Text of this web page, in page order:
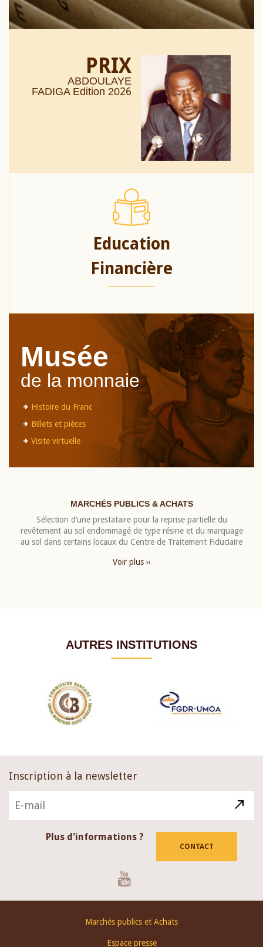
PRIX
ABDOULAYE
FADIGA Edition 2026
Education
Financière
Musée
de la monnaie
Histoire du Franc
Billets et pièces
Visite virtuelle
MARCHÉS PUBLICS & ACHATS
Sélection d’une prestataire pour la reprise partielle du
revêtement au sol endommagé de type résine et du marquage
au sol dans certains locaux du Centre de Traitement Fiduciaire
Voir plus ››
AUTRES INSTITUTIONS
Inscription à la newsletter
Plus d'informations ?
CONTACT
Marchés publics et Achats
Espace presse